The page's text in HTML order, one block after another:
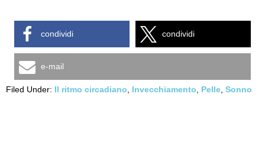
condividi condividi
e-mail
Filed Under: Il ritmo circadiano Invecchiamento Pelle Sonno